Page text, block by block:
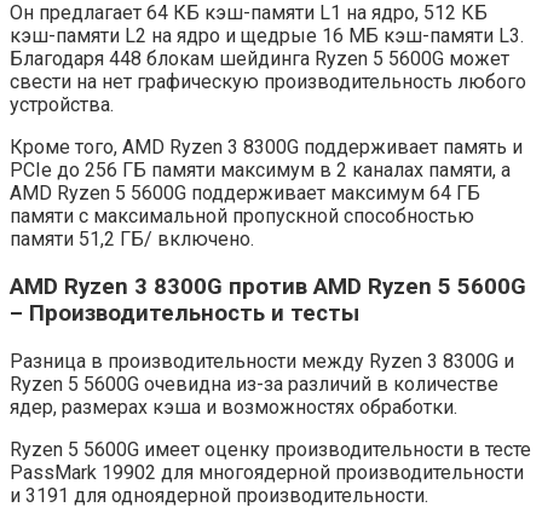
Он предлагает 64 КБ кэш-памяти L1 на ядро, 512 КБ
кэш-памяти L2 на ядро ​​и щедрые 16 МБ кэш-памяти L3.
Благодаря 448 блокам шейдинга Ryzen 5 5600G может
свести на нет графическую производительность любого
устройства.
Кроме того, AMD Ryzen 3 8300G поддерживает память и
PCIe до 256 ГБ памяти максимум в 2 каналах памяти, а
AMD Ryzen 5 5600G поддерживает максимум 64 ГБ
памяти с максимальной пропускной способностью
памяти 51,2 ГБ/ включено.
AMD Ryzen 3 8300G против AMD Ryzen 5 5600G
– Производительность и тесты
Разница в производительности между Ryzen 3 8300G и
Ryzen 5 5600G очевидна из-за различий в количестве
ядер, размерах кэша и возможностях обработки.
Ryzen 5 5600G имеет оценку производительности в тесте
PassMark 19902 для многоядерной производительности
и 3191 для одноядерной производительности.